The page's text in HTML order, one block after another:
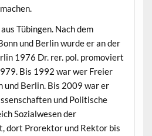
Tübingen. Nach dem
und Berlin wurde er an der
1976 Dr. rer. pol. promoviert
Bis 1992 war wer Freier
und Berlin. Bis 2009 war er
und Politische
Sozialwesen der
dort Prorektor und Rektor bis